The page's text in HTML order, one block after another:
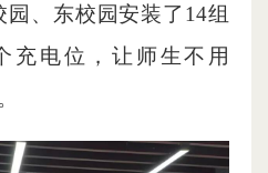
、东校园安装了14组
充电位，让师生不用